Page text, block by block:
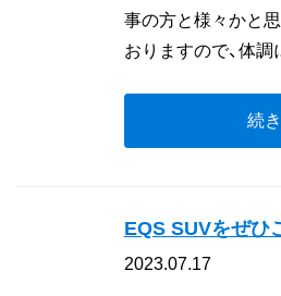
事の方と様々かと
おりますので、体
続
EQS SUVをぜひ
2023.07.17